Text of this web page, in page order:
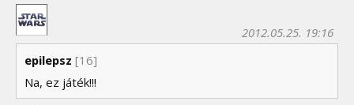
epilepsz
2012.05.25. 19:16
[16]
Na, ez játék!!!